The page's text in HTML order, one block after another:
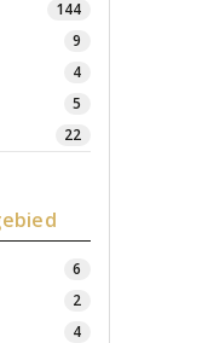
144
9
4
5
22
6
2
4